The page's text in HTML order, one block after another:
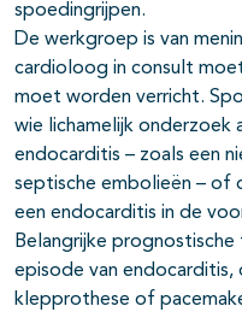
spoedingrijpen.
De werkgroep is van
cardioloog in consult
moet worden verricht.
wie lichamelijk onderzoek
endocarditis – zoals een
septische embolieën – of
een endocarditis in de
Belangrijke
episode van endocarditis,
klepprothese of